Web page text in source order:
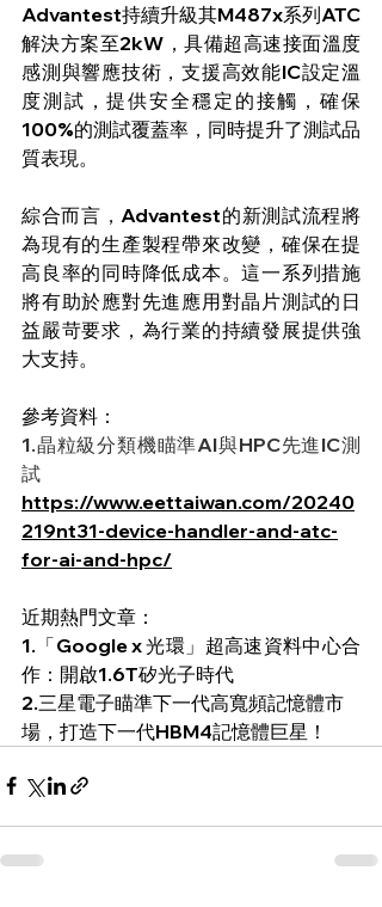
Advantest持續升級其M487x系列ATC
解決方案至2kW，具備超高速接面溫度
感測與響應技術，支援高效能IC設定溫
度測試，提供安全穩定的接觸，確保
100%的測試覆蓋率，同時提升了測試品
質表現。
綜合而言，Advantest的新測試流程將
為現有的生產製程帶來改變，確保在提
高良率的同時降低成本。這一系列措施
將有助於應對先進應用對晶片測試的日
益嚴苛要求，為行業的持續發展提供強
大支持。
參考資料：
1.晶粒級分類機瞄準AI與HPC先進IC測
試
https://www.eettaiwan.com/20240
219nt31-device-handler-and-atc-
for-ai-and-hpc/
近期熱門文章：
1. 「Google x 光環」超高速資料中心合
作：開啟1.6T矽光子時代
2.三星電子瞄準下一代高寬頻記憶體市
場，打造下一代HBM4記憶體巨星！